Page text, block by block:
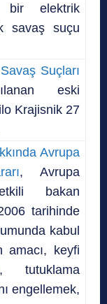
bir elektrik
savaş suçu
Suçları
eski
Krajisnik 27
Avrupa
, Avrupa
bakan
tarihinde
kabul
amacı, keyfi
tutuklama
engellemek,